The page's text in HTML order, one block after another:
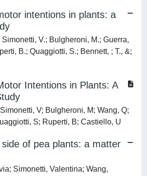
intentions in plants: a
V.; Bulgheroni, M.; Guerra,
B.; Quaggiotti, S.; Bennett, ; T., &;
Intentions in Plants: A
V; Bulgheroni, M; Wang, Q;
S; Ruperti, B; Castiello, U
of pea plants: a matter
Simonetti, Valentina; Wang,